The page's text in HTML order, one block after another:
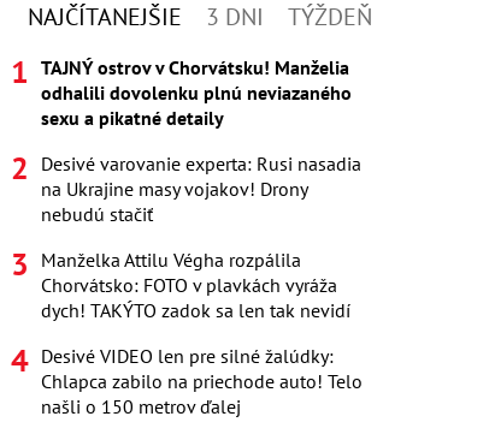
NAJČÍTANEJŠIE 3 DNI TÝŽDEŇ
TAJNÝ ostrov v Chorvátsku! Manželia
odhalili dovolenku plnú neviazaného
sexu a pikatné detaily
Desivé varovanie experta: Rusi nasadia
na Ukrajine masy vojakov! Drony
nebudú stačiť
Manželka Attilu Végha rozpálila
Chorvátsko: FOTO v plavkách vyráža
dych! TAKÝTO zadok sa len tak nevidí
Desivé VIDEO len pre silné žalúdky:
Chlapca zabilo na priechode auto! Telo
našli o 150 metrov ďalej